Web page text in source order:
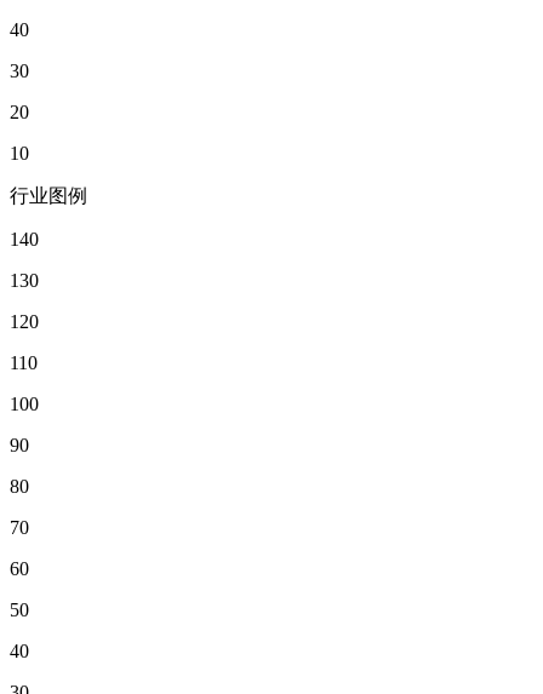
40
30
20
10
行业图例
140
130
120
110
100
90
80
70
60
50
40